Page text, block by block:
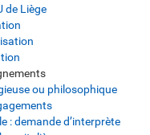
de Liège
ou philosophique
: demande d’interprète